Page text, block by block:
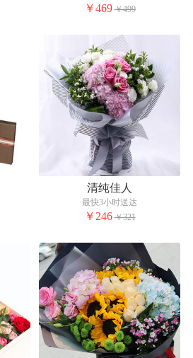
￥469 ￥499
清纯佳人
最快3小时送达
￥246 ￥321